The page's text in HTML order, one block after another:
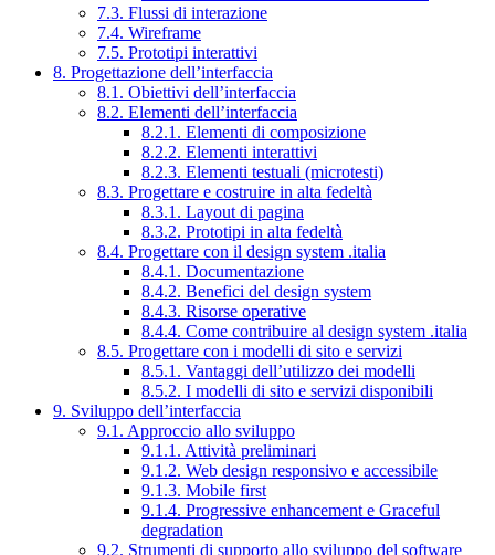
7.3. Flussi di interazione
7.4. Wireframe
7.5. Prototipi interattivi
8. Progettazione dell’interfaccia
8.1. Obiettivi dell’interfaccia
8.2. Elementi dell’interfaccia
8.2.1. Elementi di composizione
8.2.2. Elementi interattivi
8.2.3. Elementi testuali (microtesti)
8.3. Progettare e costruire in alta fedeltà
8.3.1. Layout di pagina
8.3.2. Prototipi in alta fedeltà
8.4. Progettare con il design system .italia
8.4.1. Documentazione
8.4.2. Benefici del design system
8.4.3. Risorse operative
8.4.4. Come contribuire al design system .italia
8.5. Progettare con i modelli di sito e servizi
8.5.1. Vantaggi dell’utilizzo dei modelli
8.5.2. I modelli di sito e servizi disponibili
9. Sviluppo dell’interfaccia
9.1. Approccio allo sviluppo
9.1.1. Attività preliminari
9.1.2. Web design responsivo e accessibile
9.1.3. Mobile first
9.1.4. Progressive enhancement e Graceful
degradation
9.2. Strumenti di supporto allo sviluppo del software